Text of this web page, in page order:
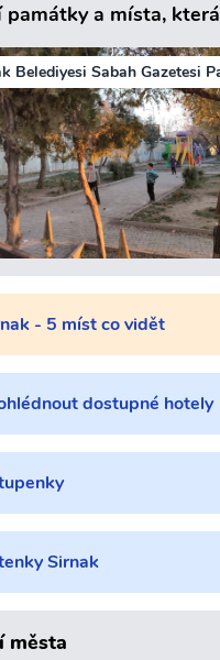
památky a místa,
Belediyesi Sabah Gazetesi
- 5 míst co vidět
dostupné hotely
Sirnak
města